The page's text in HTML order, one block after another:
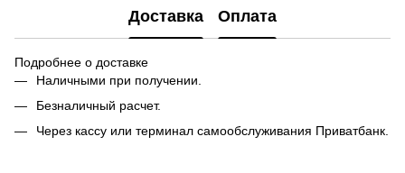
Доставка Оплата
Подробнее о доставке
Наличными при получении.
Безналичный расчет.
Через кассу или терминал самообслуживания Приватбанк.